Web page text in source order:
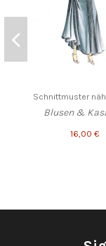
Schnittmuster
Blusen &
16,00 €